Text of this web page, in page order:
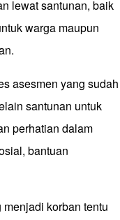
lewat santunan, baik
warga maupun
asesmen yang sudah
santunan untuk
perhatian dalam
bantuan
korban tentu